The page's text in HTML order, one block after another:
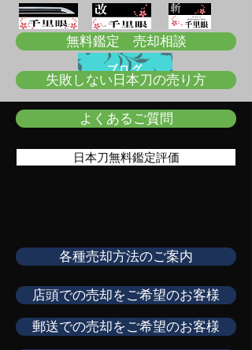
ブログ
無料鑑定 売却相談
失敗しない日本刀の売り方
よくあるご質問
日本刀無料鑑定評価
各種売却方法のご案内
店頭での売却をご希望のお客様
郵送での売却をご希望のお客様